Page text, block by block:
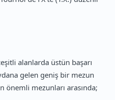
alanlarda üstün başarı
gelen geniş bir mezun
önemli mezunları arasında;